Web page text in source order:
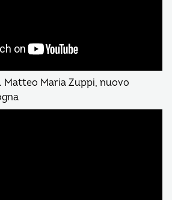
Matteo Maria Zuppi, nuovo